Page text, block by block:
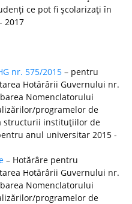
ce pot fi şcolarizaţi în
2017
nr. 575/2015 – pentru
Hotărârii Guvernului nr.
Nomenclatorului
programelor de
structurii instituţiilor de
anul universitar 2015 -
– Hotărâre pentru
Hotărârii Guvernului nr.
Nomenclatorului
programelor de